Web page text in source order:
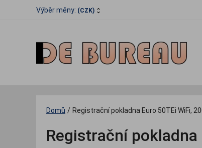
Výběr měny: (CZK)
Domů / Registrační pokladna Euro 50TEi WiFi,
Registrační pokladna